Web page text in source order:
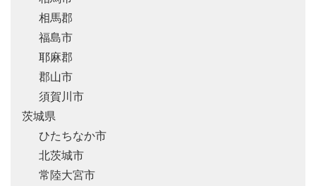
相馬郡
福島市
耶麻郡
郡山市
須賀川市
茨城県
ひたちなか市
北茨城市
常陸大宮市